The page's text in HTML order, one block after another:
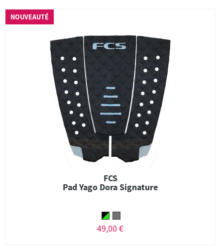
NOUVEAUTÉ
FCS
Pad Yago Dora Signature
49,00 €